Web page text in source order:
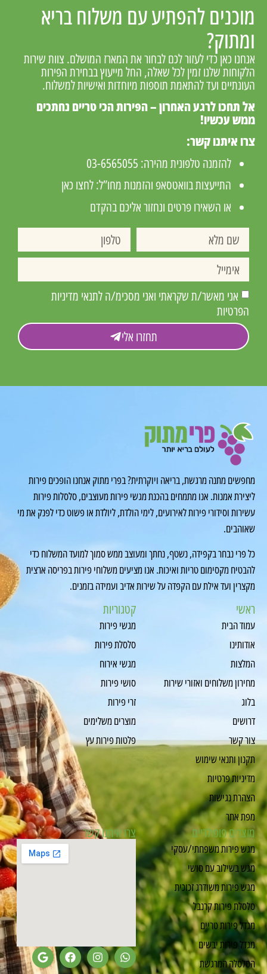
מוכנים להפתיע עם משלוח בריא
ומתוק?
אנחנו כאן כדי לעזור לכם לבחור את המארז המושלם. צוות שירות
הלקוחות שלנו זמין לכל שאלה, החל מייעוץ בבחירת הפירות
העונתיים ועד להתאמת תוספות מיוחדות ואישיות למשלוח.
אל תחכו לרגע האחרון – הפירות הכי טריים נחתכים
ממש עכשיו!
צרו איתנו קשר:
להזמנה טלפונית מהירה: 03-6565055
התייעצות בוואטסאפ והזמנות מחו”ל:לחצו כאן
או השאירו פרטים ונחזור אליכם בהקדם
אני מאשר/ת שקראתי ואני מסכימ/ה לתנאי מדיניות
הפרטיות
תחזרו אלי
מחפשים מתנה מרגשת, בריאה ויוקרתית? בפרי מתוק אנחנו הופכים פירות
ליצירת אמנות. אנו מתמחים בהכנת מגשי פירות מעוצבים, סלסלות פירות
עשירות וסידורי פירות לאירועים, לימי הולדת, ליולדת או פשוט כדי לפנק את מי
שאוהבים.
כל פרי נבחר בקפידה, נשטף, נחתך ומעוצב ממש סמוך למועד המשלוח כדי
להבטיח מקסימום טריות ואיכות. אנו מציעים משלוחי פירות בפריסה ארצית
מקצרין ועד אילת עם הקפדה על שירות אדיב ועמידה בזמנים.
ראשי
עמוד הבית
אודותינו
המלצות
מחירון משלוחים ואזורי שירות
בלוג
דרושים
צור קשר
תקנון ותנאי שימוש
מדיניות פרטיות
הצהרת נגישות
מפת אתר
קטגוריות
מגשי פירות
סלסלת פירות
מגשי אירוח
סושי פירות
זרי פירות
מוצרים משלימים
פלטות פירות עץ
מוצרים פופולריים
מגש פירות משפחתי/עסקי
מגש בשילוב עם סושי
מגש פירות משודרג זכוכית
סלסלת פירות קרנבל
מגדל פירות טריים
מגדל פירות יבשים
הסלסלה המרגשת
צרו איתנו קשר